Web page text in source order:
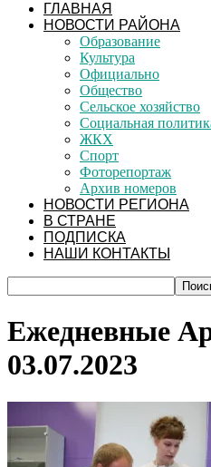
ГЛАВНАЯ
НОВОСТИ РАЙОНА
Образование
Культура
Официально
Общество
Сельское хозяйство
Социальная
ЖКХ
Спорт
Фоторепортаж
Архив номеров
НОВОСТИ РЕГИОНА
В СТРАНЕ
ПОДПИСКА
НАШИ КОНТАКТЫ
Ежедневные
03.07.2023